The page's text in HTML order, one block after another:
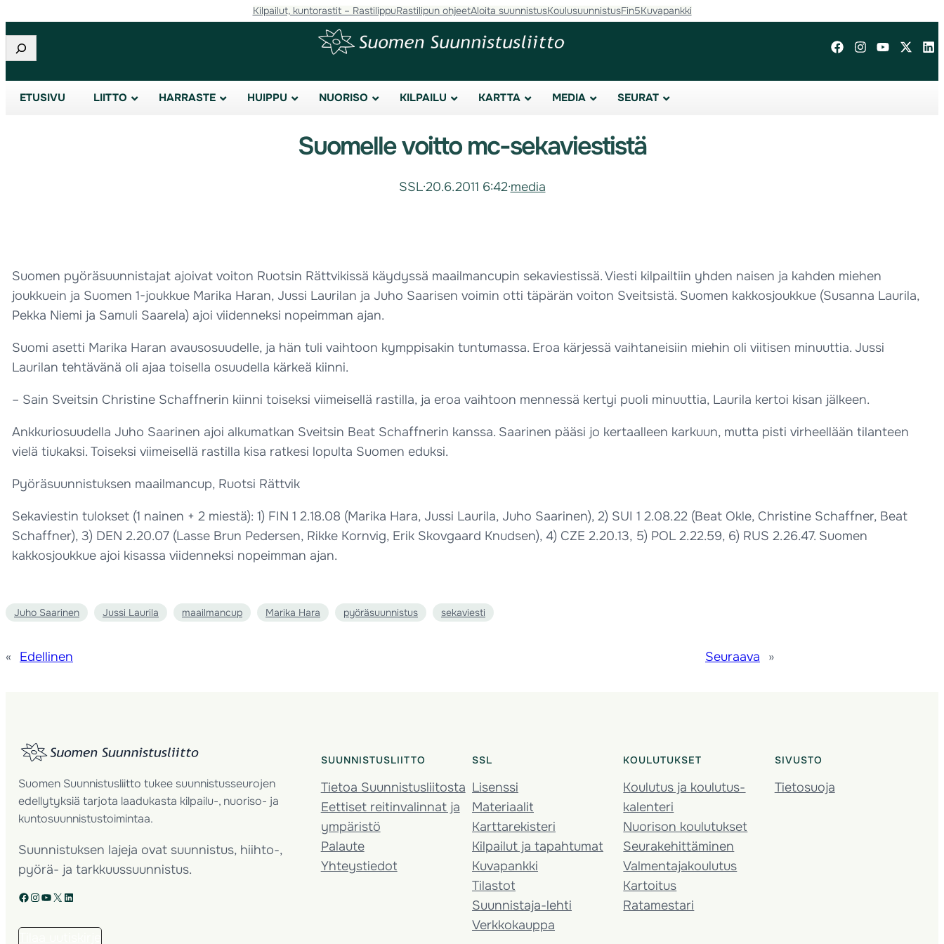
Kilpailut, kuntorastit – RastilippuRastilipun ohjeetAloita suunnistusKoulusuunnistusFin5Kuvapankki
Etsi
ETUSIVU LIITTO HARRASTE HUIPPU NUORISO KILPAILU KARTTA MEDIA SEURAT
Suomelle voitto mc-sekaviestistä
SSL·20.6.2011 6:42·media
Suomen pyöräsuunnistajat ajoivat voiton Ruotsin Rättvikissä käydyssä maailmancupin sekaviestissä. Viesti kilpailtiin yhden naisen ja kahden miehen
joukkuein ja Suomen 1-joukkue Marika Haran, Jussi Laurilan ja Juho Saarisen voimin otti täpärän voiton Sveitsistä. Suomen kakkosjoukkue (Susanna Laurila,
Pekka Niemi ja Samuli Saarela) ajoi viidenneksi nopeimman ajan.
Suomi asetti Marika Haran avausosuudelle, ja hän tuli vaihtoon kymppisakin tuntumassa. Eroa kärjessä vaihtaneisiin miehin oli viitisen minuuttia. Jussi
Laurilan tehtävänä oli ajaa toisella osuudella kärkeä kiinni.
– Sain Sveitsin Christine Schaffnerin kiinni toiseksi viimeisellä rastilla, ja eroa vaihtoon mennessä kertyi puoli minuuttia, Laurila kertoi kisan jälkeen.
Ankkuriosuudella Juho Saarinen ajoi alkumatkan Sveitsin Beat Schaffnerin kanssa. Saarinen pääsi jo kertaalleen karkuun, mutta pisti virheellään tilanteen
vielä tiukaksi. Toiseksi viimeisellä rastilla kisa ratkesi lopulta Suomen eduksi.
Pyöräsuunnistuksen maailmancup, Ruotsi Rättvik
Sekaviestin tulokset (1 nainen + 2 miestä): 1) FIN 1 2.18.08 (Marika Hara, Jussi Laurila, Juho Saarinen), 2) SUI 1 2.08.22 (Beat Okle, Christine Schaffner, Beat
Schaffner), 3) DEN 2.20.07 (Lasse Brun Pedersen, Rikke Kornvig, Erik Skovgaard Knudsen), 4) CZE 2.20.13, 5) POL 2.22.59, 6) RUS 2.26.47. Suomen
kakkosjoukkue ajoi kisassa viidenneksi nopeimman ajan.
Juho Saarinen Jussi Laurila maailmancup Marika Hara pyöräsuunnistus sekaviesti
« Edellinen Seuraava »
Suomen Suunnistusliitto tukee suunnistusseurojen
edellytyksiä tarjota laadukasta kilpailu-, nuoriso- ja
kuntosuunnistustoimintaa.
Suunnistuksen lajeja ovat suunnistus, hiihto-,
pyörä- ja tarkkuussuunnistus.
Facebook Instagram YouTube X LinkedIn
SUUNNISTUSLIITTO
Tietoa Suunnistusliitosta
Eettiset reitinvalinnat ja
ympäristö
Palaute
Yhteystiedot
SSL
Lisenssi
Materiaalit
Karttarekisteri
Kilpailut ja tapahtumat
Kuvapankki
Tilastot
Suunnistaja-lehti
Verkkokauppa
KOULUTUKSET
Koulutus ja koulutus­
kalenteri
Nuorison koulutukset
Seura­kehittäminen
Valmentaja­koulutus
Kartoitus
Ratamestari
SIVUSTO
Tietosuoja